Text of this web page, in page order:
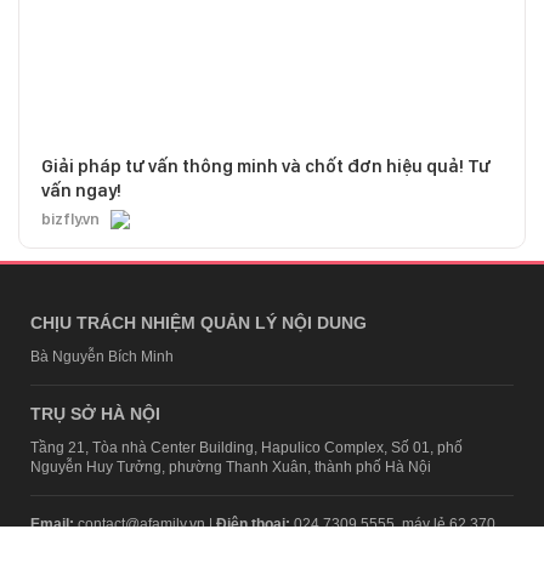
Giải pháp tư vấn thông minh và chốt đơn hiệu quả! Tư
vấn ngay!
bizfly.vn
CHỊU TRÁCH NHIỆM QUẢN LÝ NỘI DUNG
Bà Nguyễn Bích Minh
TRỤ SỞ HÀ NỘI
Tầng 21, Tòa nhà Center Building, Hapulico Complex, Số 01, phố
Nguyễn Huy Tưởng, phường Thanh Xuân, thành phố Hà Nội
Email:contact@afamily.vn |Điện thoại:024 7309 5555, máy lẻ 62.370